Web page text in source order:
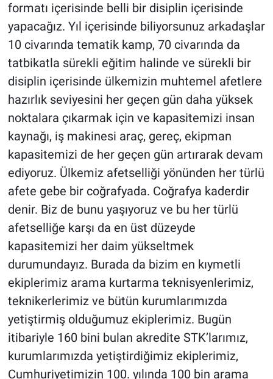
formatı içerisinde belli bir disiplin içerisinde
yapacağız. Yıl içerisinde biliyorsunuz arkadaşlar
10 civarında tematik kamp, 70 civarında da
tatbikatla sürekli eğitim halinde ve sürekli bir
disiplin içerisinde ülkemizin muhtemel afetlere
hazırlık seviyesini her geçen gün daha yüksek
noktalara çıkarmak için ve kapasitemizi insan
kaynağı, iş makinesi araç, gereç, ekipman
kapasitemizi de her geçen gün artırarak devam
ediyoruz. Ülkemiz afetselliği yönünden her türlü
afete gebe bir coğrafyada. Coğrafya kaderdir
denir. Biz de bunu yaşıyoruz ve bu her türlü
afetselliğe karşı da en üst düzeyde
kapasitemizi her daim yükseltmek
durumundayız. Burada da bizim en kıymetli
ekiplerimiz arama kurtarma teknisyenlerimiz,
teknikerlerimiz ve bütün kurumlarımızda
yetiştirmiş olduğumuz ekiplerimiz. Bugün
itibariyle 160 bini bulan akredite STK’larımız,
kurumlarımızda yetiştirdiğimiz ekiplerimiz,
Cumhuriyetimizin 100. yılında 100 bin arama